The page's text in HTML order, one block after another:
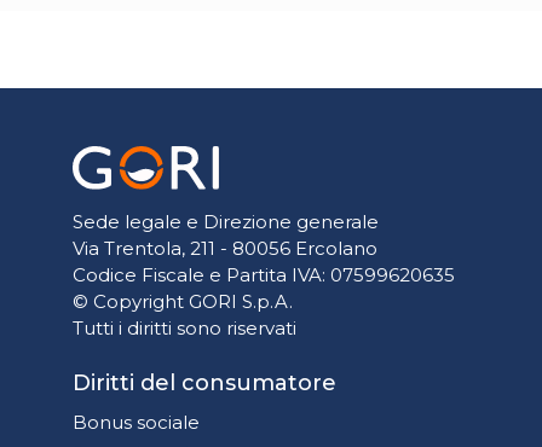
Sede legale e Direzione generale
Via Trentola, 211 - 80056 Ercolano
Codice Fiscale e Partita IVA: 07599620635
© Copyright GORI S.p.A.
Tutti i diritti sono riservati
Diritti del consumatore
Bonus sociale